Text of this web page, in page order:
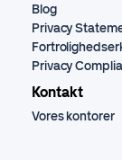
Blog
Privacy
Privacy
Kontakt
Vores kontorer